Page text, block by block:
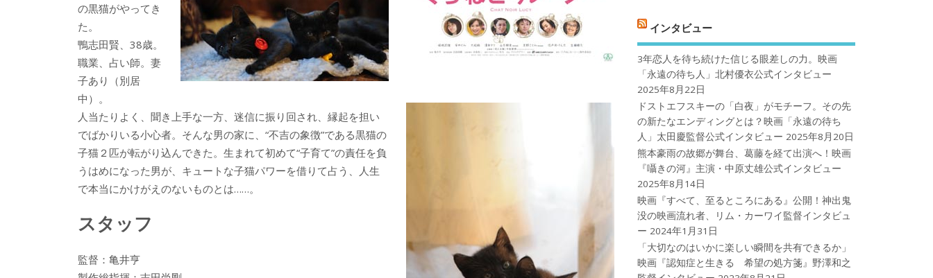
の黒猫がやってき
た。
鴨志田賢、38歳。
職業、占い師。妻
子あり（別居
中）。
人当たりよく、聞き上手な一方、迷信に振り回され、縁起を担い
でばかりいる小心者。そんな男の家に、“不吉の象徴”である黒猫の
子猫２匹が転がり込んできた。生まれて初めて“子育て”の責任を負
うはめになった男が、キュートな子猫パワーを借りて占う、人生
で本当にかけがえのないものとは……。
スタッフ
監督：亀井亨
インタビュー
3年恋人を待ち続けた信じる眼差しの力。映画
「永遠の待ち人」北村優衣公式インタビュー
2025年8月22日
ドストエフスキーの「白夜」がモチーフ。その先
の新たなエンディングとは？映画「永遠の待ち
人」太田慶監督公式インタビュー 2025年8月20日
熊本豪雨の故郷が舞台、葛藤を経て出演へ！映画
『囁きの河』主演・中原丈雄公式インタビュー
2025年8月14日
映画『すべて、至るところにある』公開！神出鬼
没の映画流れ者、リム・カーワイ監督インタビュ
ー 2024年1月31日
「大切なのはいかに楽しい瞬間を共有できるか」
映画『認知症と生きる 希望の処方箋』野澤和之